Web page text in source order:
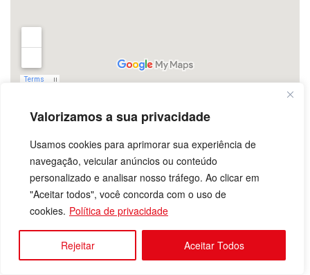
Valorizamos a sua privacidade
Usamos cookies para aprimorar sua experiência de
navegação, veicular anúncios ou conteúdo
personalizado e analisar nosso tráfego. Ao clicar em
"Aceitar todos", você concorda com o uso de
cookies. Política de privacidade
Rejeitar Aceitar Todos
Sala do Empreendedor fortalece
formalização no interior
ParaJessemar Fernandes, agente de
desenvolvimento (AD) em Carauari, ações como a
Sala do Empreendedor têm sido fundamentais para
ampliar o acesso à formalização
profissional
em municípios distantes da capital.
Atualmente, oSebrae Amazonas atua com 60